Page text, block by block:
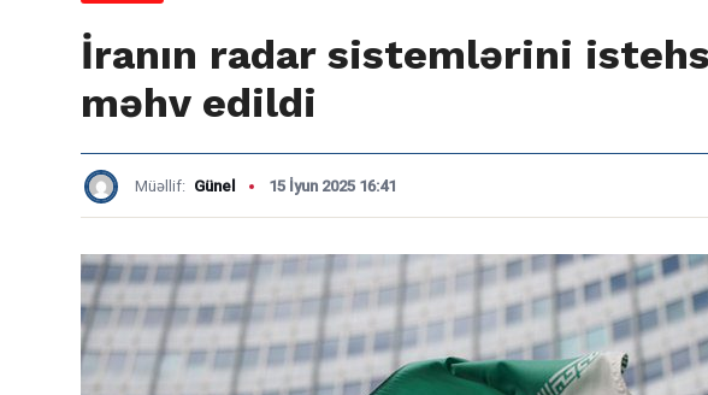
İranın radar sistemlərini
məhv edildi
Müəllif: Günel 15 İyun 2025 16:41